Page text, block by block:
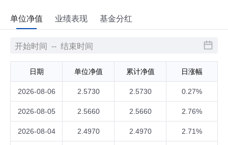
单位净值 业绩表现 基金分红
日期 单位净值 累计净值 日涨幅
2026-08-06 2.5730 2.5730 0.27%
2026-08-05 2.5660 2.5660 2.76%
2026-08-04 2.4970 2.4970 2.71%